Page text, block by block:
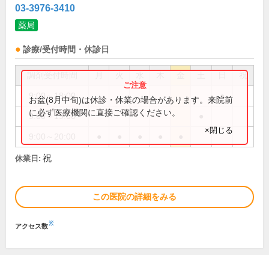
03-3976-3410
薬局
診療/受付時間・休診日
祝
9:00～18:00 ●
9:00～19:00
お盆(8月中旬)は休診・休業の場合があります。来院前
に必ず医療機関に直接ご確認ください。
×閉じる
休業日: 祝
この医院の詳細をみる
アクセス数※